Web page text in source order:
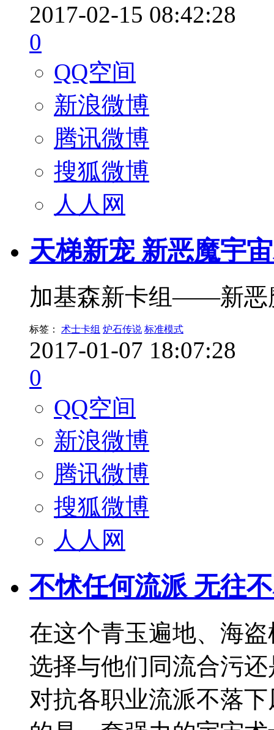
2017-02-15 08:42:28
0
QQ空间
新浪微博
腾讯微博
搜狐微博
人人网
天梯新宠 新恶魔宇
加基森新卡组——新恶
标签： 术士卡组 炉石传说 标准模式
2017-01-07 18:07:28
0
QQ空间
新浪微博
腾讯微博
搜狐微博
人人网
不怵任何流派 无往
在这个青玉遍地、海
选择与他们同流合污
对抗各职业流派不落